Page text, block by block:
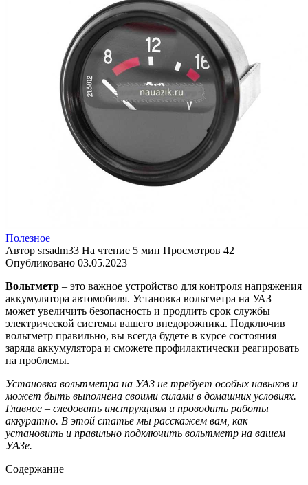
Полезное
Автор srsadm33 На чтение 5 мин Просмотров 42
Опубликовано 03.05.2023
Вольтметр – это важное устройство для контроля напряжения
аккумулятора автомобиля. Установка вольтметра на УАЗ
может увеличить безопасность и продлить срок службы
электрической системы вашего внедорожника. Подключив
вольтметр правильно, вы всегда будете в курсе состояния
заряда аккумулятора и сможете профилактически реагировать
на проблемы.
Установка вольтметра на УАЗ не требует особых навыков и
может быть выполнена своими силами в домашних условиях.
Главное – следовать инструкциям и проводить работы
аккуратно. В этой статье мы расскажем вам, как
установить и правильно подключить вольтметр на вашем
УАЗе.
Содержание